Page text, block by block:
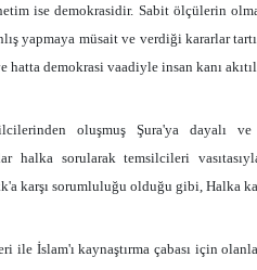
ise demokrasidir. Sabit ölçülerin
yapmaya müsait ve verdiği kararlar
hatta demokrasi vaadiyle insan kanı
oluşmuş Şura'ya dayalı
halka sorularak temsilcileri
karşı sorumluluğu olduğu gibi, Halka
ile İslam'ı kaynaştırma çabası için